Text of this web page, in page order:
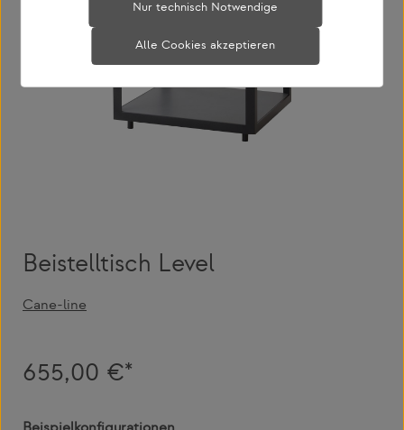
Beistelltisch Level
Cane-line
655,00 €*
Nur technisch Notwendige
Alle Cookies akzeptieren